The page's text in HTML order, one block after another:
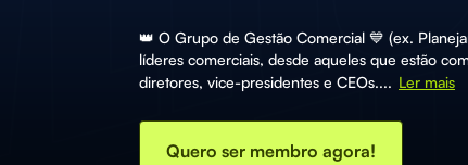
👑 O Grupo de Gestão Comercial 💙 (ex.
líderes comerciais, desde aqueles que estão
diretores, vice-presidentes e CEOs.... Ler mais
Quero ser membro agora!